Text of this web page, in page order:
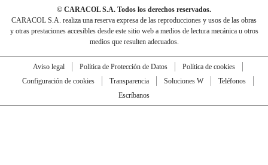
© CARACOL S.A. Todos los derechos reservados.
CARACOL S.A. realiza una reserva expresa de las reproducciones y usos de las obras
y otras prestaciones accesibles desde este sitio web a medios de lectura mecánica u otros
medios que resulten adecuados.
Aviso legal Política de Protección de Datos
Política de cookies
Configuración de cookies
Transparencia Soluciones W
Teléfonos
Escríbanos